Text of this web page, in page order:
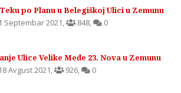
po Planu u Belegiškoj Ulici u Zemunu
1 Septembar 2021, 848, 0
Ulice Velike Međe 23. Nova u Zemunu
18 Avgust 2021, 926, 0